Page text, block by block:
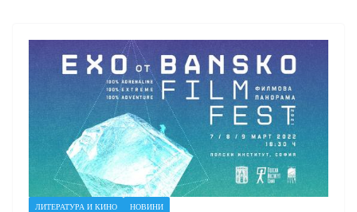
ЛИТЕРАТУРА И КИНО НОВИНИ